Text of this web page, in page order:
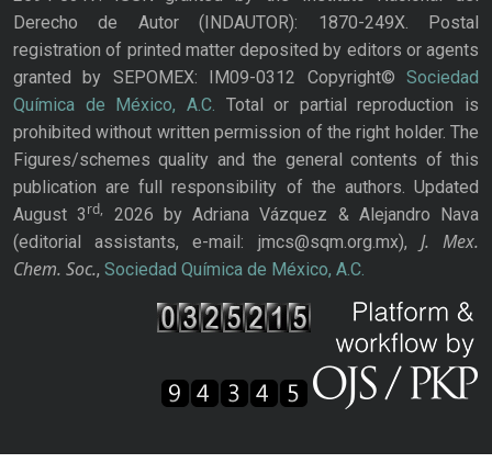
Derecho de Autor (INDAUTOR): 1870-249X. Postal
registration of printed matter deposited by editors or agents
granted by SEPOMEX: IM09-0312 Copyright© Sociedad
Química de México, A.C. Total or partial reproduction is
prohibited without written permission of the right holder. The
Figures/schemes quality and the general contents of this
publication are full responsibility of the authors. Updated
August 3rd,
2026 by Adriana Vázquez & Alejandro Nava
(editorial assistants, e-mail: jmcs@sqm.org.mx), J. Mex.
Chem. Soc., Sociedad Química de México, A.C.